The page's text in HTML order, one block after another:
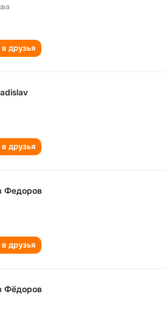
друзья
друзья
Федоров
друзья
Фёдоров